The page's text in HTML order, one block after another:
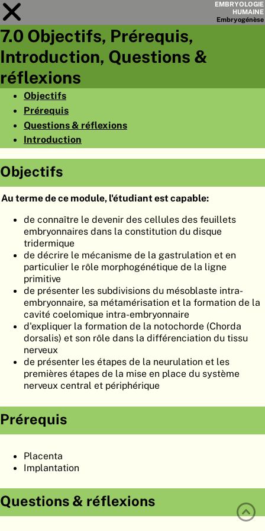
EMBRYOLOGIE
HUMAINE
Embryogénèse
Module
ACCUEIL
EMBRYOGÉNÈSE
ORGANOGÉNÈSE
RECHERCHER
AIDE
DE
7.0 Objectifs, Prérequis,
Introduction, Questions &
réflexions
Objectifs
Prérequis
Questions & réflexions
Introduction
Objectifs
Au terme de ce module, l'étudiant est capable:
de connaître le devenir des cellules des feuillets
embryonnaires dans la constitution du disque
tridermique
de décrire le mécanisme de la gastrulation et en
particulier le rôle morphogénétique de la ligne
primitive
de présenter les subdivisions du mésoblaste intra-
embryonnaire, sa métamérisation et la formation de la
cavité coelomique intra-embryonnaire
d'expliquer la formation de la notochorde (Chorda
dorsalis) et son rôle dans la différenciation du tissu
nerveux
de présenter les étapes de la neurulation et les
premières étapes de la mise en place du système
nerveux central et périphérique
Prérequis
Placenta
Implantation
Questions & réflexions